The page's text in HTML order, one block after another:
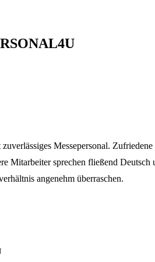
zuverlässiges Messepersonal.
Mitarbeiter sprechen fließend
angenehm überraschen.